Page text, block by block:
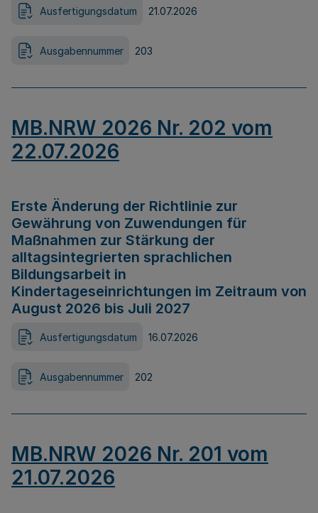
Ausfertigungsdatum 21.07.2026
Ausgabennummer 203
MB.NRW 2026 Nr. 202 vom
22.07.2026
Erste Änderung der Richtlinie zur
Gewährung von Zuwendungen für
Maßnahmen zur Stärkung der
alltagsintegrierten sprachlichen
Bildungsarbeit in
Kindertageseinrichtungen im Zeitraum von
August 2026 bis Juli 2027
Ausfertigungsdatum 16.07.2026
Ausgabennummer 202
MB.NRW 2026 Nr. 201 vom
21.07.2026